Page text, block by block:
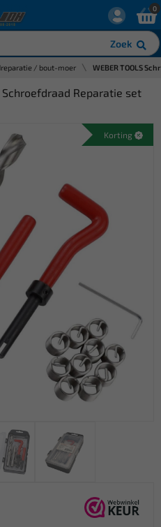
Zoek
0
/ bout-moer WEBER TOOLS
Schroefdraad Reparatie set
Korting